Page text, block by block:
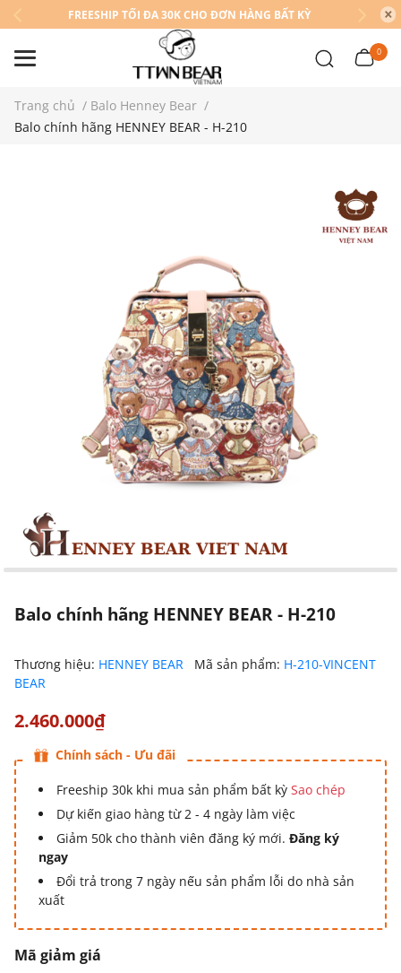
FREESHIP TỐI ĐA 30K CHO ĐƠN HÀNG BẤT KỲ
0
Trang chủ / Balo Henney Bear /
Balo chính hãng HENNEY BEAR - H-210
Balo chính hãng HENNEY BEAR - H-210
Thương hiệu: HENNEY BEAR Mã sản phẩm: H-210-VINCENT
BEAR
2.460.000₫
Chính sách - Ưu đãi
Freeship 30k khi mua sản phẩm bất kỳ Sao chép
Dự kiến giao hàng từ 2 - 4 ngày làm việc
Giảm 50k cho thành viên đăng ký mới. Đăng ký
ngay
Đổi trả trong 7 ngày nếu sản phẩm lỗi do nhà sản
xuất
Mã giảm giá